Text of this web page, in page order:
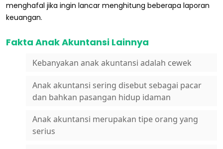
menghafal jika ingin lancar menghitung beberapa laporan
keuangan.
Fakta Anak Akuntansi Lainnya
Kebanyakan anak akuntansi adalah cewek
Anak akuntansi sering disebut sebagai pacar
dan bahkan pasangan hidup idaman
Anak akuntansi merupakan tipe orang yang
serius